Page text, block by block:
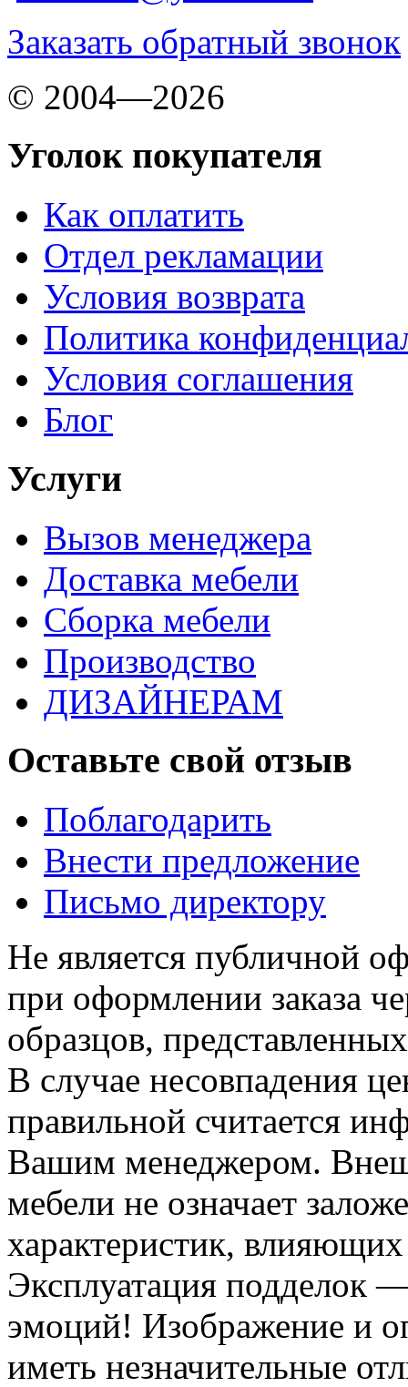
Заказать обратный звонок
© 2004—2026
Уголок покупателя
Как оплатить
Отдел рекламации
Условия возврата
Политика
Условия соглашения
Блог
Услуги
Вызов менеджера
Доставка мебели
Сборка мебели
Производство
ДИЗАЙНЕРАМ
Оставьте свой отзыв
Поблагодарить
Внести предложение
Письмо директору
Не является публичной
при оформлении заказа
образцов,
В случае несовпадения
правильной считается
Вашим менеджером.
мебели не означает
характеристик, влияющих
Эксплуатация подделок
эмоций! Изображение и
иметь незначительные